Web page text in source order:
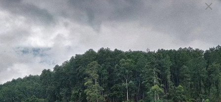
en busca de agua.
Festivales:Si viajas en marzo, puedes disfrutar de
Holi, el famoso festival de los colores.
Cuándo viajar a la India: Viajar a la India durante los
monzones (junio a septiembre)